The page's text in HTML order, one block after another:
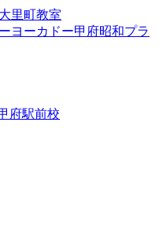
里町教室
ヨーカドー甲府昭和プラ
府駅前校